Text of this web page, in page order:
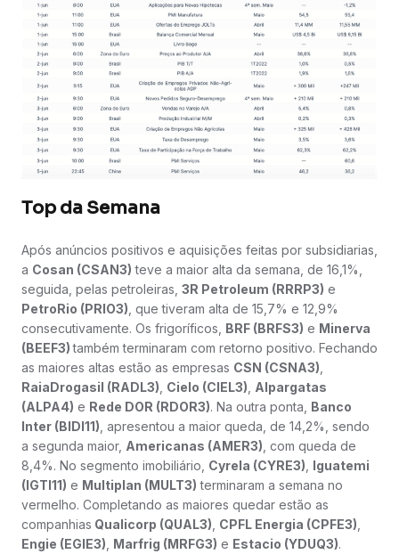
Top da Semana
Após anúncios positivos e aquisições feitas por subsidiarias,
a Cosan (CSAN3) teve a maior alta da semana, de 16,1%,
seguida, pelas petroleiras, 3R Petroleum (RRRP3) e
PetroRio (PRIO3) , que tiveram alta de 15,7% e 12,9%
consecutivamente. Os frigoríficos, BRF (BRFS3) e Minerva
(BEEF3)também terminaram com retorno positivo. Fechando
as maiores altas estão as empresas CSN (CSNA3)
RaiaDrogasil (RADL3) Cielo (CIEL3) Alpargatas
(ALPA4) e Rede DOR (RDOR3). Na outra ponta, Banco
Inter (BIDI11) , apresentou a maior queda, de 14,2%, sendo
a segunda maior, Americanas (AMER3) , com queda de
8,4%. No segmento imobiliário, Cyrela (CYRE3) Iguatemi
(IGTI11) e Multiplan (MULT3) terminaram a semana no
vermelho. Completando as maiores quedar estão as
companhias Qualicorp (QUAL3) CPFL Energia (CPFE3)
Engie (EGIE3) Marfrig (MRFG3) e Estacio (YDUQ3).